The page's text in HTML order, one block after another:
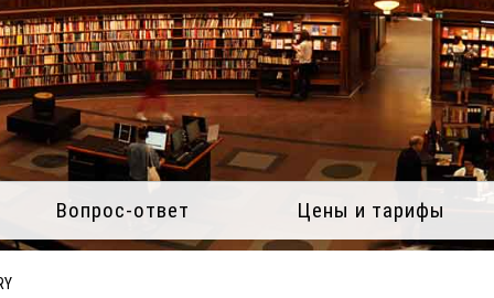
Вопрос-ответ Цены и тарифы